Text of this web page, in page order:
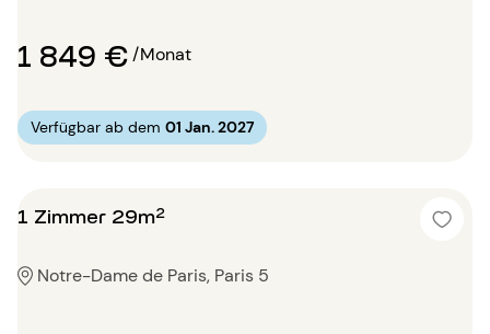
1 849 €/Monat
Verfügbar ab dem 01 Jan. 2027
1 Zimmer 29m²
Notre-Dame de Paris, Paris 5